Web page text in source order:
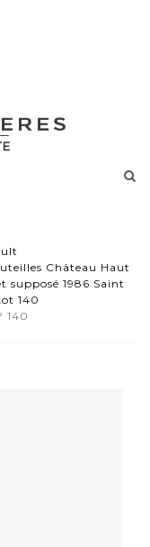
Château Haut
supposé 1986 Saint
140
140